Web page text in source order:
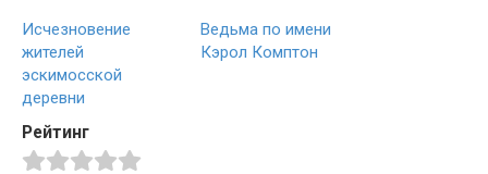
Исчезновение
жителей
эскимосской
деревни
Ведьма по имени
Кэрол Комптон
Рейтинг